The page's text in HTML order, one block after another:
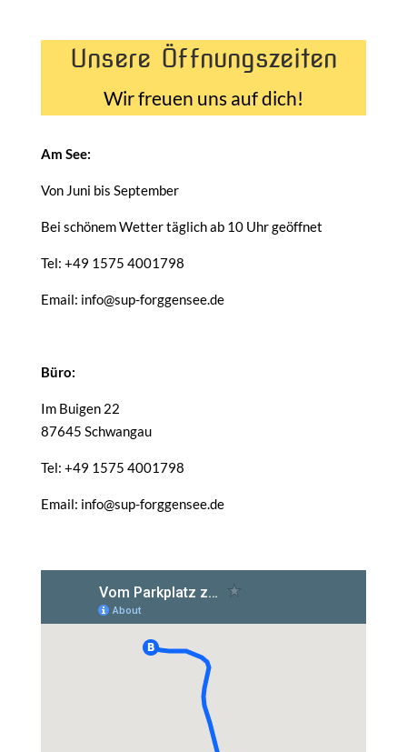
Unsere Öffnungszeiten
Wir freuen uns auf dich!
Am See:
Von Juni bis September
Bei schönem Wetter täglich ab 10 Uhr geöffnet
Tel: +49 1575 4001798
Email: info@sup-forggensee.de
Büro:
Im Buigen 22
87645 Schwangau
Tel: +49 1575 4001798
Email: info@sup-forggensee.de